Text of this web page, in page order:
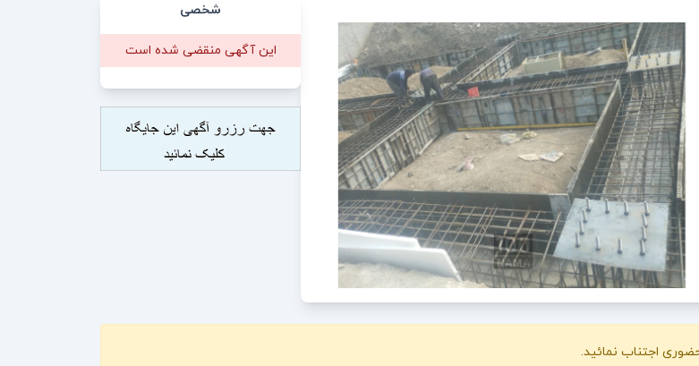
شخصی
این آگهی منقضی شده است
اجتناب نمائید.